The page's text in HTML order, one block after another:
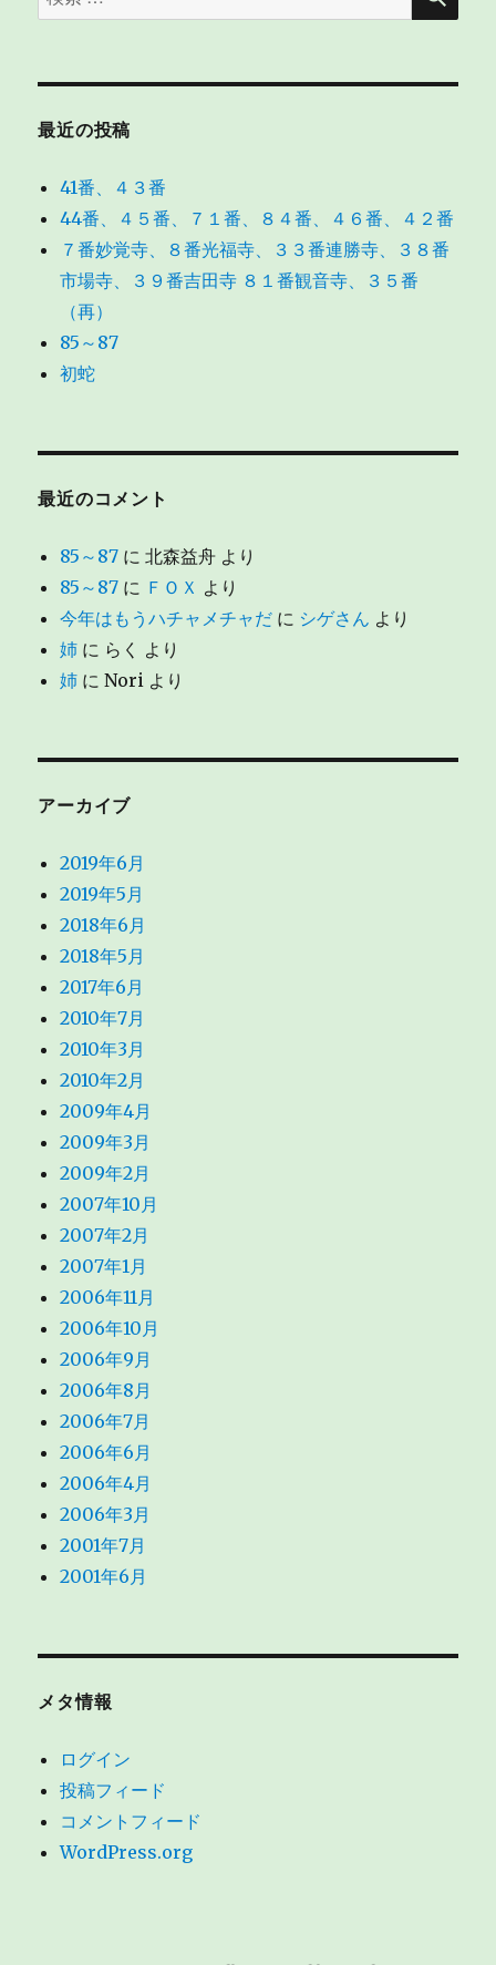
索
象:
最近の投稿
41番、４３番
44番、４５番、７１番、８４番、４６番、４２番
７番妙覚寺、８番光福寺、３３番連勝寺、３８番
市場寺、３９番吉田寺 ８１番観音寺、３５番
（再）
85～87
初蛇
最近のコメント
85～87 に北森益舟 より
85～87 に ＦＯＸ より
今年はもうハチャメチャだ に シゲさん より
姉 に らく より
姉 にNori より
アーカイブ
2019年6月
2019年5月
2018年6月
2018年5月
2017年6月
2010年7月
2010年3月
2010年2月
2009年4月
2009年3月
2009年2月
2007年10月
2007年2月
2007年1月
2006年11月
2006年10月
2006年9月
2006年8月
2006年7月
2006年6月
2006年4月
2006年3月
2001年7月
2001年6月
メタ情報
ログイン
投稿フィード
コメントフィード
WordPress.org